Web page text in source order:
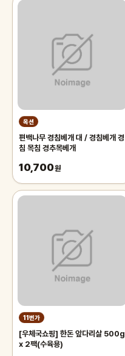
옥션
편백나무 경침베개 대 / 경침베개 경
침 목침 경추목베개
10,700원
11번가
[우체국쇼핑] 한돈 앞다리살 500g
x 2팩(수육용)